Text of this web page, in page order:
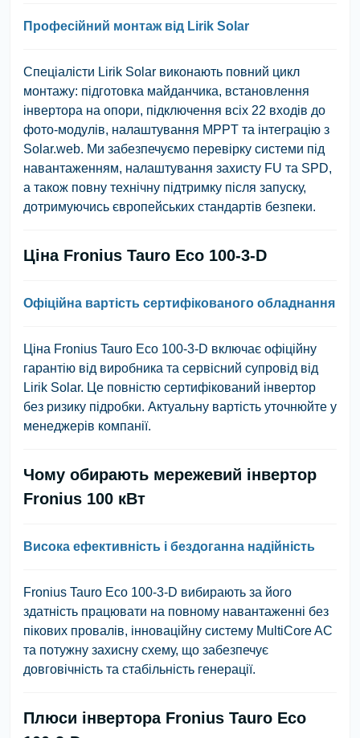
Професійний монтаж від Lirik Solar
Спеціалісти Lirik Solar виконають повний цикл
монтажу: підготовка майданчика, встановлення
інвертора на опори, підключення всіх 22 входів до
фото-модулів, налаштування MPPT та інтеграцію з
Solar.web. Ми забезпечуємо перевірку системи під
навантаженням, налаштування захисту FU та SPD,
а також повну технічну підтримку після запуску,
дотримуючись європейських стандартів безпеки.
Ціна Fronius Tauro Eco 100-3-D
Офіційна вартість сертифікованого обладнання
Ціна Fronius Tauro Eco 100-3-D включає офіційну
гарантію від виробника та сервісний супровід від
Lirik Solar. Це повністю сертифікований інвертор
без ризику підробки. Актуальну вартість уточнюйте у
менеджерів компанії.
Чому обирають мережевий інвертор
Fronius 100 кВт
Висока ефективність і бездоганна надійність
Fronius Tauro Eco 100-3-D вибирають за його
здатність працювати на повному навантаженні без
пікових провалів, інноваційну систему MultiCore AC
та потужну захисну схему, що забезпечує
довговічність та стабільність генерації.
Плюси інвертора Fronius Tauro Eco